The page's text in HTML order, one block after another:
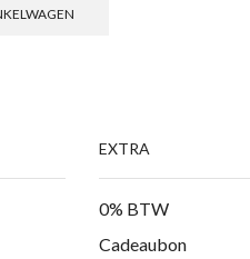
EXTRA
0% BTW
Cadeaubon